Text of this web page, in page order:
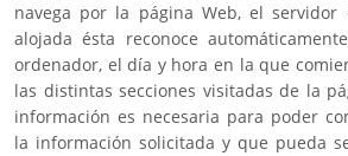
navega por la página Web, el servidor
alojada ésta reconoce
ordenador, el día y hora en la que
las distintas secciones visitadas de la
información es necesaria para poder
la información solicitada y que pueda